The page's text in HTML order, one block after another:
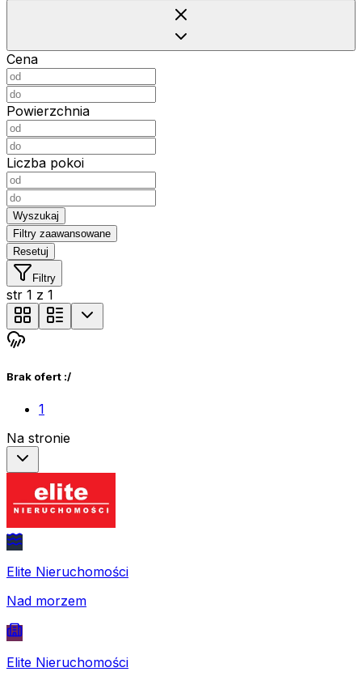
Cena
Powierzchnia
Liczba pokoi
Wyszukaj
Filtry zaawansowane
Resetuj
Filtry
str 1 z 1
Brak ofert :/
1
Na stronie
Elite Nieruchomości
Nad morzem
Elite Nieruchomości